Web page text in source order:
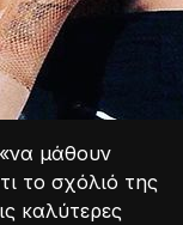
μάθουν
το σχόλιό της
καλύτερες